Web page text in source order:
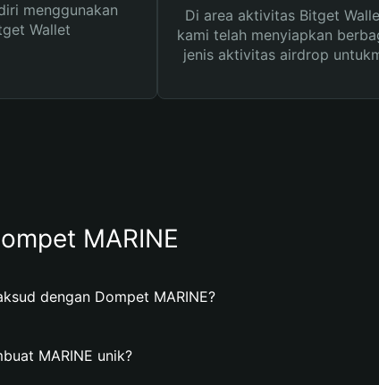
menggunakan
Wallet
Di area aktivitas Bitget
kami telah menyiapkan
jenis aktivitas airdrop
MARINE
dengan Dompet MARINE?
MARINE unik?